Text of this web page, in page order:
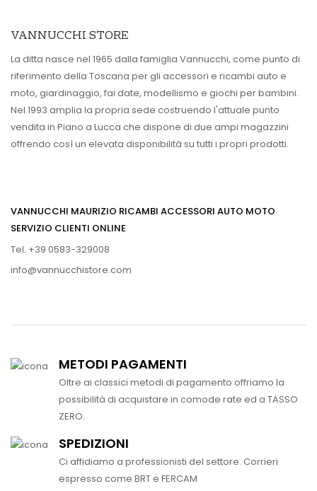
VANNUCCHI STORE
La ditta nasce nel 1965 dalla famiglia Vannucchi, come punto di
riferimento della Toscana per gli accessori e ricambi auto e
moto, giardinaggio, fai date, modellismo e giochi per bambini.
Nel 1993 amplia la propria sede costruendo l'attuale punto
vendita in Piano a Lucca che dispone di due ampi magazzini
offrendo così un elevata disponibilità su tutti i propri prodotti.
VANNUCCHI MAURIZIO RICAMBI ACCESSORI AUTO MOTO
SERVIZIO CLIENTI ONLINE
Tel. +39 0583-329008
info@vannucchistore.com
METODI PAGAMENTI
Oltre ai classici metodi di pagamento offriamo la
possibilità di acquistare in comode rate ed a TASSO
ZERO.
SPEDIZIONI
Ci affidiamo a professionisti del settore. Corrieri
espresso come BRT e FERCAM